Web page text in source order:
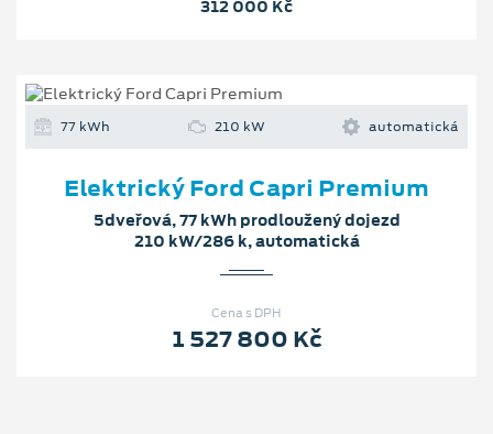
312 000 Kč
77 kWh 210 kW automatická
Elektrický Ford Capri Premium
5dveřová, 77 kWh prodloužený dojezd
210 kW/286 k, automatická
Cena s DPH
1 527 800 Kč